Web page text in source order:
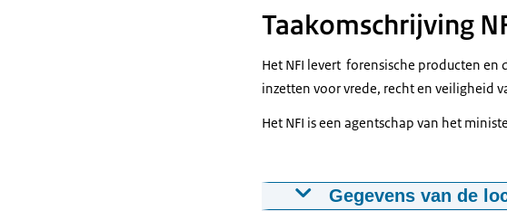
Taakomschrijving
Het NFI levert forensische producten
inzetten voor vrede, recht en veiligheid
Het NFI is een agentschap van het
Gegevens van de